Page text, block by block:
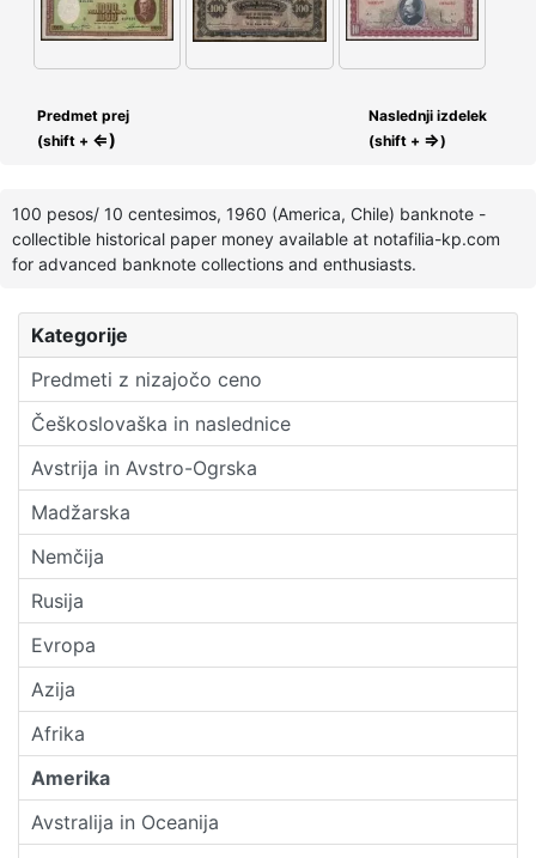
Kategorije
Predmeti z nizajočo ceno
Češkoslovaška in naslednice
Avstrija in Avstro-Ogrska
Madžarska
Nemčija
Rusija
Evropa
Azija
Afrika
Amerika
Avstralija in Oceanija
Predmet prej
(shift + ⇐)
Naslednji izdelek
(shift + ⇒)
100 pesos/ 10 centesimos, 1960 (America, Chile) banknote -
collectible historical paper money available at notafilia-kp.com
for advanced banknote collections and enthusiasts.